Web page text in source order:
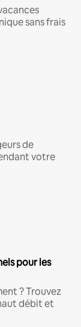
sans frais
de
votre
pour les
? Trouvez
débit et